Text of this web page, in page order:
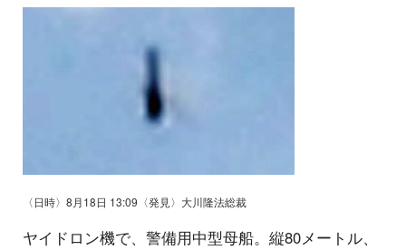
〈日時〉8月18日 13:09〈発見〉大川隆法総裁
ヤイドロン機で、警備用中型母船。縦80メートル、